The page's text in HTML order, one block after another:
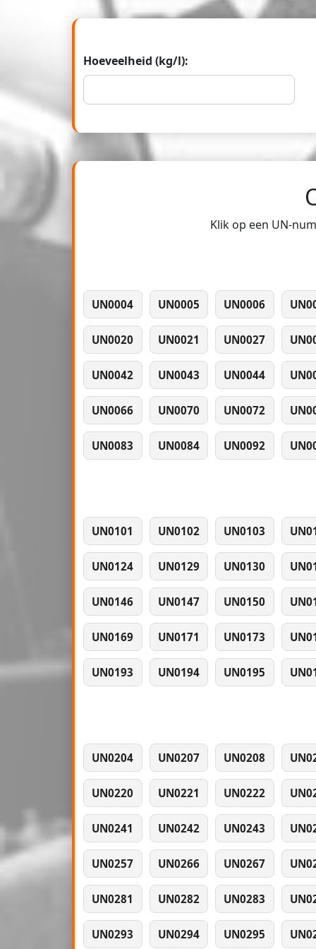
Hoeveelheid (kg/l):
Klik op een UN-
UN0004 UN0005 UN0006
UN0020 UN0021 UN0027
UN0042 UN0043 UN0044
UN0066 UN0070 UN0072
UN0083 UN0084 UN0092
UN0101 UN0102 UN0103
UN0124 UN0129 UN0130
UN0146 UN0147 UN0150
UN0169 UN0171 UN0173
UN0193 UN0194 UN0195
UN0204 UN0207 UN0208
UN0220 UN0221 UN0222
UN0241 UN0242 UN0243
UN0257 UN0266 UN0267
UN0281 UN0282 UN0283
UN0293 UN0294 UN0295